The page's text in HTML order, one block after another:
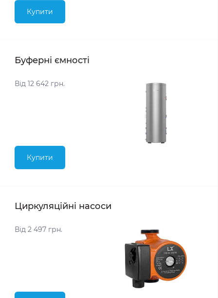
Купити
Буферні ємності
Від 12 642 грн.
Купити
Циркуляційні насоси
Від 2 497 грн.